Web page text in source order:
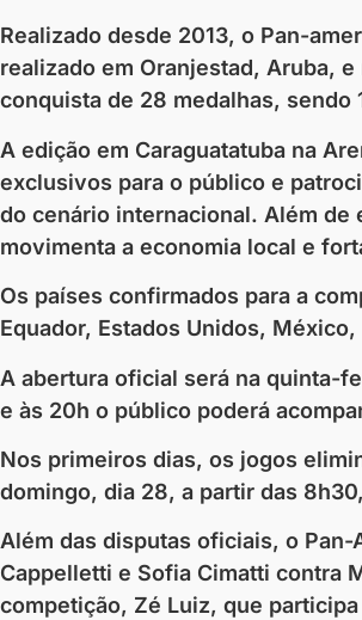
Realizado desde 2013, o Pan-
realizado em Oranjestad, Aruba,
conquista de 28 medalhas, sendo
A edição em Caraguatatuba na
exclusivos para o público e
do cenário internacional. Além de
movimenta a economia local e
Os países confirmados para a
Equador, Estados Unidos,
A abertura oficial será na quinta-
e às 20h o público poderá
Nos primeiros dias, os jogos
domingo, dia 28, a partir das
Além das disputas oficiais, o
Cappelletti e Sofia Cimatti contra
competição, Zé Luiz, que